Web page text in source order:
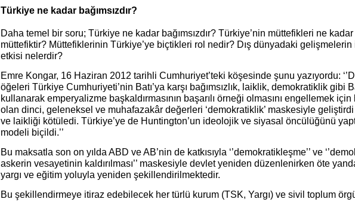
Türkiye ne kadar bağımsızdır?
Daha temel bir soru; Türkiye ne kadar bağımsızdır? Türkiye’nin müttefikleri ne kadar
müttefiktir? Müttefiklerinin Türkiye’ye biçtikleri rol nedir? Dış dünyadaki
etkisi nelerdir?
Emre Kongar, 16 Haziran 2012 tarihli Cumhuriyet’teki köşesinde şunu yazıyordu:
öğeleri Türkiye Cumhuriyeti’nin Batı’ya karşı bağımsızlık, laiklik, demokratiklik gibi
kullanarak emperyalizme başkaldırmasının başarılı örneği olmasını engellemek için
olan dinci, geleneksel ve muhafazakâr değerleri ‘demokratiklik’ maskesiyle geliştirdi
ve laikliği kötüledi. Türkiye’ye de Huntington’un ideolojik ve siyasal öncülüğünü
modeli biçildi.’’
Bu maksatla son on yılda ABD ve AB’nin de katkısıyla ‘’demokratikleşme’’ ve
askerin vesayetinin kaldırılması’’ maskesiyle devlet yeniden düzenlenirken öte
yargı ve eğitim yoluyla yeniden şekillendirilmektedir.
Bu şekillendirmeye itiraz edebilecek her türlü kurum (TSK, Yargı) ve sivil toplum